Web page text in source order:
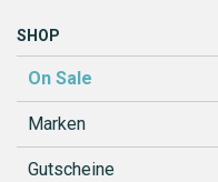
SHOP
On Sale
Marken
Gutscheine